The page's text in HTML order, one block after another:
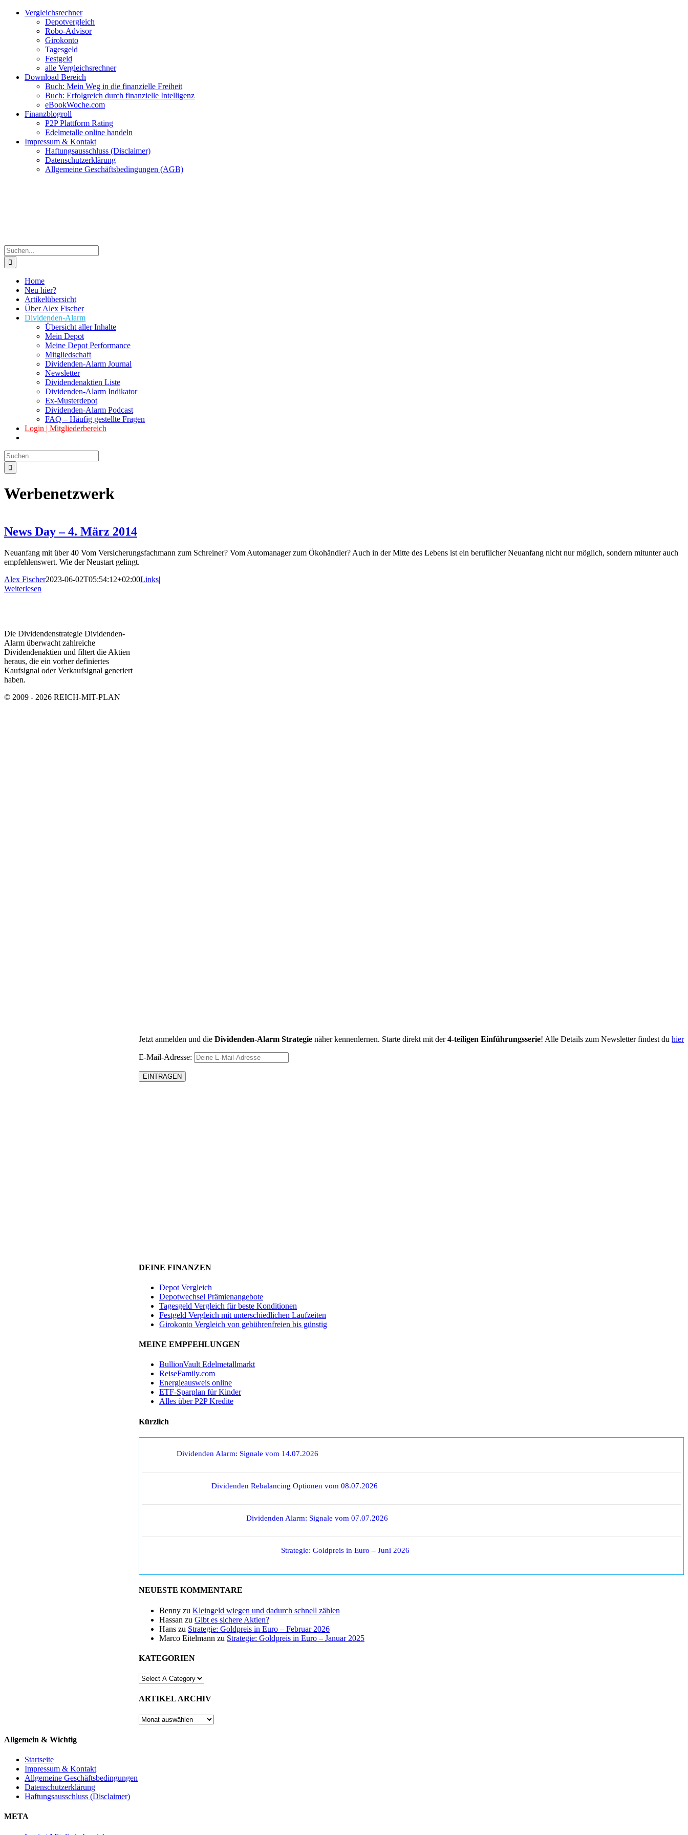
Zum
Facebook
Twitter
Instagram
Pinterest
YouTubeVergleichsrechner
Depotvergleich
Robo-Advisor
Girokonto
Tagesgeld
Festgeld
alle Vergleichsrechner
Download Bereich
Buch: Mein Weg in die finanzielle Freiheit
Buch: Erfolgreich durch finanzielle Intelligenz
eBookWoche.com
Finanzblogroll
P2P Plattform Rating
Edelmetalle online handeln
Impressum & Kontakt
Haftungsausschluss (Disclaimer)
Datenschutzerklärung
Allgemeine Geschäftsbedingungen (AGB)
Suche
nach:
Home
Neu hier?
Artikelübersicht
Über Alex Fischer
Dividenden-Alarm
Übersicht aller Inhalte
Mein Depot
Meine Depot Performance
Mitgliedschaft
Dividenden-Alarm Journal
Newsletter
Dividendenaktien Liste
Dividenden-Alarm Indikator
Ex-Musterdepot
Dividenden-Alarm Podcast
FAQ – Häufig gestellte Fragen
Login | Mitgliederbereich
Suche
nach:
Werbenetzwerk
News Day – 4. März 2014
Neuanfang mit über 40 Vom Versicherungsfachmann zum Schreiner? Vom Automanager zum Ökohändler? Auch in der Mitte des Lebens ist ein beruflicher Neuanfang nicht nur möglich, sondern mitunter auch
empfehlenswert. Wie der Neustart gelingt.
Alex Fischer2023-06-02T05:54:12+02:00Links|
Weiterlesen
Jetzt anmelden und die Dividenden-Alarm Strategie näher kennenlernen. Starte direkt mit der4-teiligen Einführungsserie! Alle Details zum Newsletter findest du hier
E-Mail-Adresse:
DEINE FINANZEN
Depot Vergleich
Depotwechsel Prämienangebote
Tagesgeld Vergleich für beste Konditionen
Festgeld Vergleich mit unterschiedlichen Laufzeiten
Girokonto Vergleich von gebührenfreien bis günstig
MEINE EMPFEHLUNGEN
BullionVault Edelmetallmarkt
ReiseFamily.com
Energieausweis online
ETF-Sparplan für Kinder
Alles über P2P Kredite
Kürzlich
Dividenden Alarm: Signale vom 14.07.2026
Dividenden Rebalancing Optionen vom 08.07.2026
Dividenden Alarm: Signale vom 07.07.2026
Strategie: Goldpreis in Euro – Juni 2026
NEUESTE KOMMENTARE
Benny zu Kleingeld wiegen und dadurch schnell zählen
Hassan zu Gibt es sichere Aktien?
Hans zu Strategie: Goldpreis in Euro – Februar 2026
Marco Eitelmann zu Strategie: Goldpreis in Euro – Januar 2025
KATEGORIEN
ARTIKEL ARCHIV
ARTIKEL
Die Dividendenstrategie Dividenden-
Alarm überwacht zahlreiche
Dividendenaktien und filtert die Aktien
heraus, die ein vorher definiertes
Kaufsignal oder Verkaufsignal generiert
haben.
© 2009 - 2026 REICH-MIT-PLAN
Allgemein & Wichtig
Startseite
Impressum & Kontakt
Allgemeine Geschäftsbedingungen
Datenschutzerklärung
Haftungsausschluss (Disclaimer)
META